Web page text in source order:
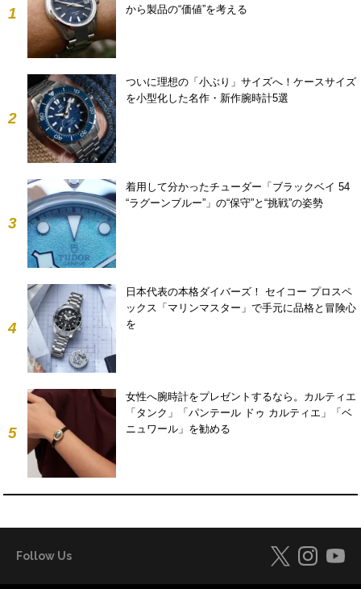
1
から製品の“価値”を考える
2
ついに理想の「小ぶり」サイズへ！ケースサイズ
を小型化した名作・新作腕時計5選
3
着用して分かったチューダー「ブラックベイ 54
“ラグーンブルー”」の“保守”と“挑戦”の姿勢
4
日本代表の本格ダイバーズ！ セイコー プロスペ
ックス「マリンマスター」で手元に品格と冒険心
を
5
女性へ腕時計をプレゼントするなら。カルティエ
「タンク」「パンテール ドゥ カルティエ」「ベ
ニュワール」を勧める
Follow Us